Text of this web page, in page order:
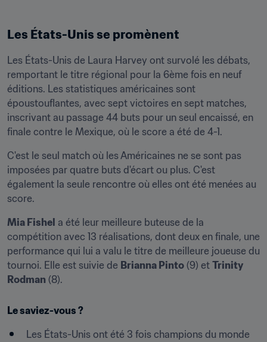
Les États-Unis se promènent
Les États-Unis de Laura Harvey ont survolé les débats,
remportant le titre régional pour la 6ème fois en neuf
éditions. Les statistiques américaines sont
époustouflantes, avec sept victoires en sept matches,
inscrivant au passage 44 buts pour un seul encaissé, en
finale contre le Mexique, où le score a été de 4-1.
C'est le seul match où les Américaines ne se sont pas
imposées par quatre buts d'écart ou plus. C'est
également la seule rencontre où elles ont été menées au
score.
Mia Fishel a été leur meilleure buteuse de la
compétition avec 13 réalisations, dont deux en finale, une
performance qui lui a valu le titre de meilleure joueuse du
tournoi. Elle est suivie de Brianna Pinto (9) et Trinity
Rodman (8).
Le saviez-vous ?
Les États-Unis ont été 3 fois champions du monde